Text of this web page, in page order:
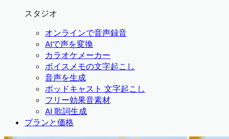
スタジオ
オンラインで音声録音
AIで声を変換
カラオケメーカー
ボイスメモの文字起こし
音声を生成
ポッドキャスト 文字起こし
フリー効果音素材
AI 歌詞生成
プランと価格